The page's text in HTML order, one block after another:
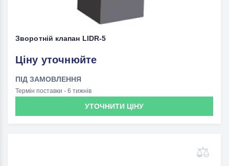
Зворотній клапан LIDR-5
Ціну уточнюйте
ПІД ЗАМОВЛЕННЯ
Термін поставки - 6 тижнів
УТОЧНИТИ ЦІНУ